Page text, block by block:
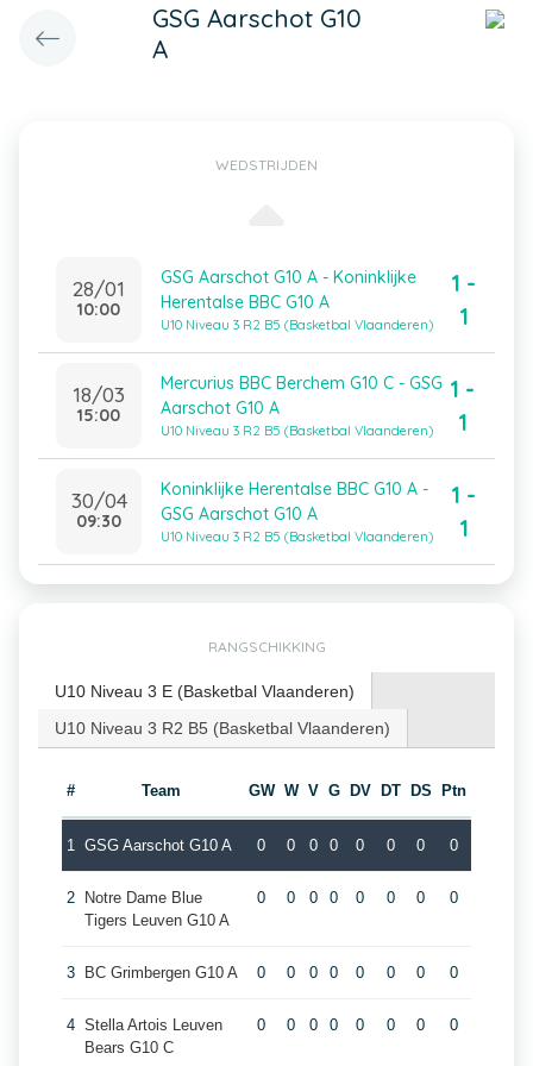
GSG Aarschot G10
A
WEDSTRIJDEN
28/01
10:00
GSG Aarschot G10 A - Koninklijke
Herentalse BBC G10 A
U10 Niveau 3 R2 B5 (Basketbal Vlaanderen)
1 -
1
18/03
15:00
Mercurius BBC Berchem G10 C - GSG
Aarschot G10 A
U10 Niveau 3 R2 B5 (Basketbal Vlaanderen)
1 -
1
30/04
09:30
Koninklijke Herentalse BBC G10 A -
GSG Aarschot G10 A
U10 Niveau 3 R2 B5 (Basketbal Vlaanderen)
1 -
1
RANGSCHIKKING
U10 Niveau 3 E (Basketbal Vlaanderen)
U10 Niveau 3 R2 B5 (Basketbal Vlaanderen)
# Team GW W V G DV DT DS Ptn
1 GSG Aarschot G10 A 0 0 0 0 0 0 0 0
2
Notre Dame Blue
Tigers Leuven G10 A
0 0 0 0 0 0 0 0
3 BC Grimbergen G10 A 0 0 0 0 0 0 0 0
4 Stella Artois Leuven
Bears G10 C
0 0 0 0 0 0 0 0